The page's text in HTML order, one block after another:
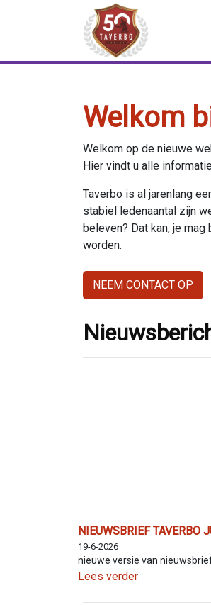
Welkom
Welkom op de nieuwe
Hier vindt u alle
Taverbo is al jarenlang
stabiel ledenaantal zijn
beleven? Dat kan, je
worden.
NEEM CONTACT OP
NIEUWSBRIEF TAVERBO
19-6-2026
nieuwe versie van
Lees verder